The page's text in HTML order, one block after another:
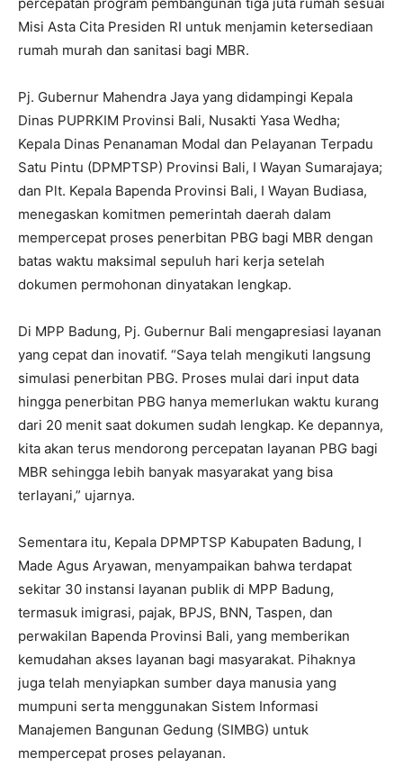
Misi Asta Cita Presiden RI untuk menjamin ketersediaan
rumah murah dan sanitasi bagi MBR.
Pj. Gubernur Mahendra Jaya yang didampingi Kepala
Dinas PUPRKIM Provinsi Bali, Nusakti Yasa Wedha;
Kepala Dinas Penanaman Modal dan Pelayanan Terpadu
Satu Pintu (DPMPTSP) Provinsi Bali, I Wayan Sumarajaya;
dan Plt. Kepala Bapenda Provinsi Bali, I Wayan Budiasa,
menegaskan komitmen pemerintah daerah dalam
mempercepat proses penerbitan PBG bagi MBR dengan
batas waktu maksimal sepuluh hari kerja setelah
dokumen permohonan dinyatakan lengkap.
Di MPP Badung, Pj. Gubernur Bali mengapresiasi layanan
yang cepat dan inovatif. “Saya telah mengikuti langsung
simulasi penerbitan PBG. Proses mulai dari input data
hingga penerbitan PBG hanya memerlukan waktu kurang
dari 20 menit saat dokumen sudah lengkap. Ke depannya,
kita akan terus mendorong percepatan layanan PBG bagi
MBR sehingga lebih banyak masyarakat yang bisa
terlayani,” ujarnya.
Sementara itu, Kepala DPMPTSP Kabupaten Badung, I
Made Agus Aryawan, menyampaikan bahwa terdapat
sekitar 30 instansi layanan publik di MPP Badung,
termasuk imigrasi, pajak, BPJS, BNN, Taspen, dan
perwakilan Bapenda Provinsi Bali, yang memberikan
kemudahan akses layanan bagi masyarakat. Pihaknya
juga telah menyiapkan sumber daya manusia yang
mumpuni serta menggunakan Sistem Informasi
Manajemen Bangunan Gedung (SIMBG) untuk
mempercepat proses pelayanan.